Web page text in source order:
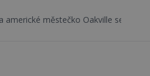
Oakville se z nebe snáší